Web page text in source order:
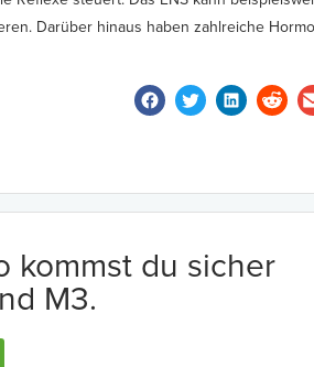
Darüber hinaus haben zahlreiche
kommst du sicher
M3.